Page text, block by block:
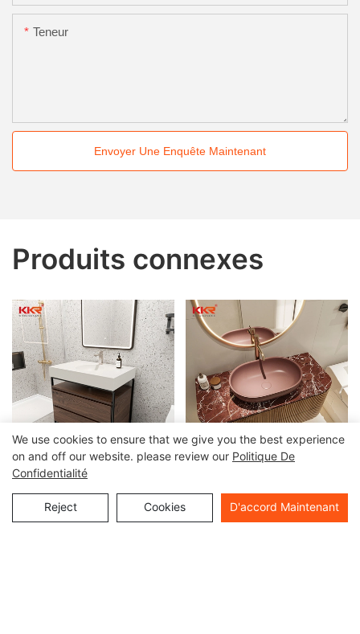
Teneur
Envoyer Une Enquête Maintenant
Produits connexes
Meuble-lavabo sur mesure
en surface solide avec
bois cannelé avec comptoir
We use cookies to ensure that we give you the best experience
on and off our website. please review our Politique De
Confidentialité
Reject Cookies D'accord Maintenant